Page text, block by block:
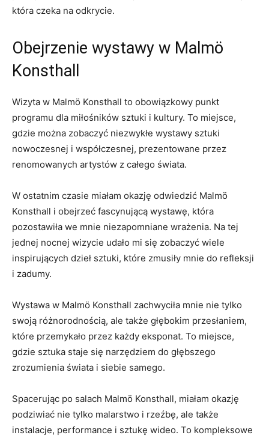
która czeka na odkrycie.
Obejrzenie wystawy w Malmö
Konsthall
Wizyta w Malmö Konsthall to obowiązkowy punkt
programu dla miłośników sztuki i kultury. To miejsce,
gdzie można zobaczyć niezwykłe wystawy sztuki
nowoczesnej i współczesnej, prezentowane przez
renomowanych artystów z całego ​świata.
W ostatnim czasie miałam okazję odwiedzić Malmö
Konsthall i obejrzeć fascynującą wystawę, która
pozostawiła we mnie ​niezapomniane wrażenia. Na tej
jednej nocnej wizycie udało mi ⁢się zobaczyć wiele
inspirujących dzieł sztuki, które zmusiły mnie do refleksji⁤
i zadumy.
Wystawa w Malmö Konsthall zachwyciła mnie nie tylko
swoją różnorodnością, ale⁤ także głębokim przesłaniem,
⁢które przemykało przez każdy eksponat. To ‌miejsce,
gdzie ‍sztuka staje‌ się narzędziem⁣ do głębszego
zrozumienia świata i​ siebie samego.
Spacerując po salach Malmö Konsthall, miałam okazję
podziwiać nie tylko malarstwo ​i rzeźbę, ⁣ale‌ także
instalacje, performance⁢ i sztukę wideo. To kompleksowe ​